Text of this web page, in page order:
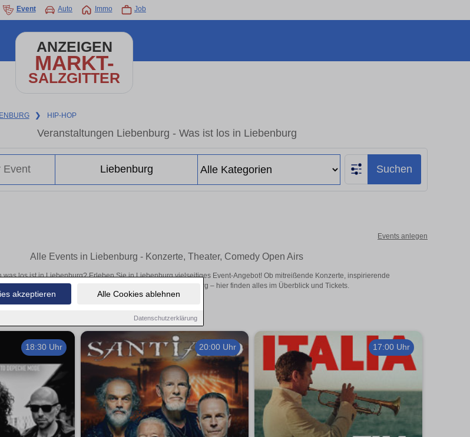
akzeptieren Alle Cookies ablehnen
Datenschutzerklärung
Event Auto Immo Job
ANZEIGEN
MARKT-
SALZGITTER
❯ HIP-HOP
Veranstaltungen Liebenburg - Was ist los in Liebenburg
Suchen
Events anlegen
Alle Events in Liebenburg - Konzerte, Theater, Comedy Open Airs
was los ist in Liebenburg? Erleben Sie in Liebenburg vielseitiges Event-Angebot! Ob mitreißende Konzerte, inspirierende
oder aufregende Veranstaltungen in Liebenburg – hier finden alles im Überblick und Tickets.
18:30 Uhr 20:00 Uhr 17:00 Uhr